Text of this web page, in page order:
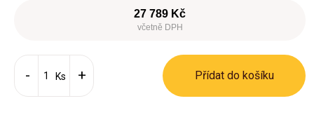
27 789 Kč
včetně DPH
Ks Přídat do košíku